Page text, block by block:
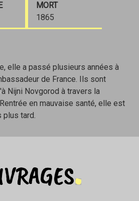
MORT
1865
elle a passé plusieurs années à
de France. Ils sont
Nijni Novgorod à travers la
en mauvaise santé, elle est
plus tard.